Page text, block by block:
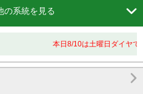
の系統を見る 
本日8/10は土曜日ダイヤで
